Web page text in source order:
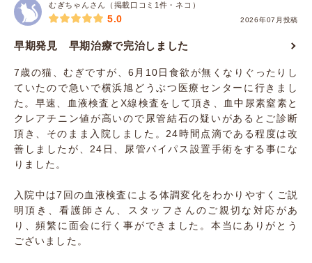
むぎちゃんさん（掲載口コミ1件・ネコ）
2026年07月投稿
5.0
早期発見 早期治療で完治しました
7歳の猫、むぎですが、6月10日食欲が無くなりぐったりし
ていたので急いで横浜旭どうぶつ医療センターに行きまし
た。早速、血液検査とX線検査をして頂き、血中尿素窒素と
クレアチニン値が高いので尿管結石の疑いがあるとご診断
頂き、そのまま入院しました。24時間点滴である程度は改
善しましたが、24日、尿管バイパス設置手術をする事にな
りました。
入院中は7回の血液検査による体調変化をわかりやすくご説
明頂き、看護師さん、スタッフさんのご親切な対応があ
り、頻繁に面会に行く事ができました。本当にありがとう
ございました。